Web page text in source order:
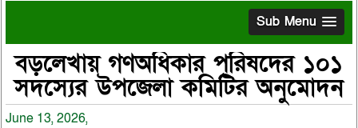
Sub Menu
বড়লেখায় গণঅধিকার পরিষদের ১০১
সদস্যের উপজেলা কমিটির অনুমোদন
June 13, 2026,